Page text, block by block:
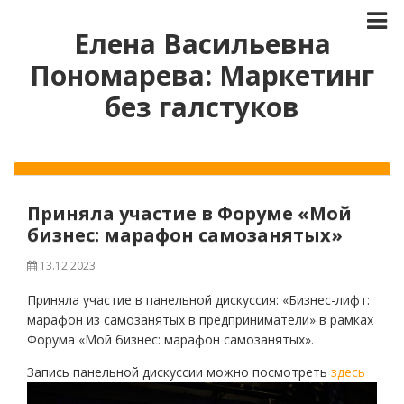
Елена Васильевна
Пономарева: Маркетинг
без галстуков
Приняла участие в Форуме «Мой
бизнес: марафон самозанятых»
13.12.2023
Приняла участие в панельной дискуссия: «Бизнес-лифт:
марафон из самозанятых в предприниматели» в рамках
Форума «Мой бизнес: марафон самозанятых».
Запись панельной дискуссии можно посмотреть здесь